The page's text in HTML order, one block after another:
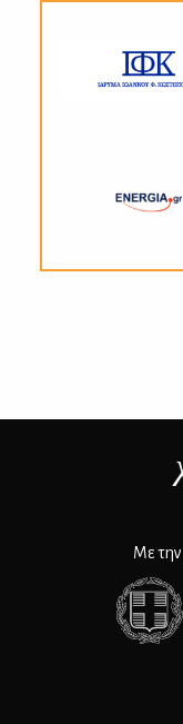
Με την